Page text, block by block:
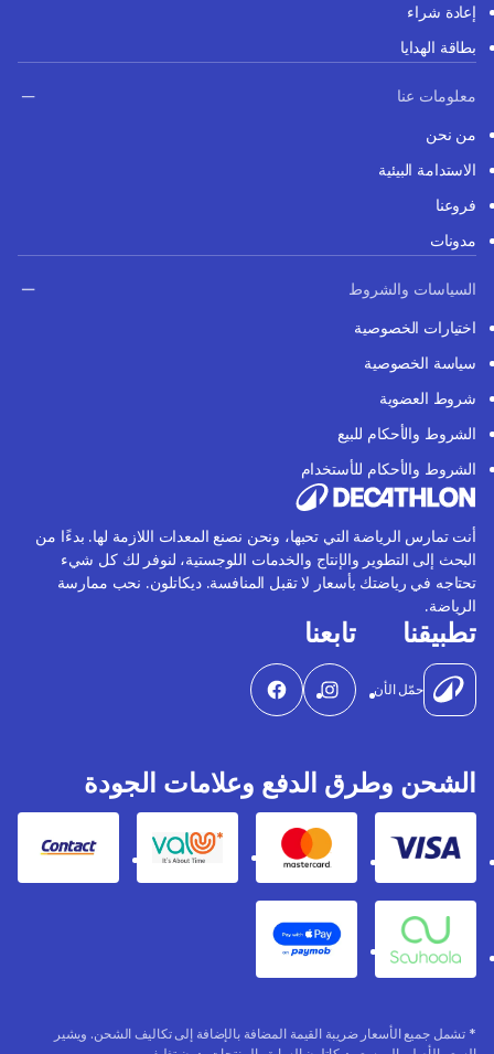
إعادة شراء
بطاقة الهدايا
معلومات عنا
من نحن
الاستدامة البيئية
فروعنا
مدونات
السياسات والشروط
اختيارات الخصوصية
سياسة الخصوصية
شروط العضوية
الشروط والأحكام للبيع
الشروط والأحكام للأستخدام
أنت تمارس الرياضة التي تحبها، ونحن نصنع المعدات اللازمة لها. بدءًا من
البحث إلى التطوير والإنتاج والخدمات اللوجستية، لنوفر لك كل شيء
تحتاجه في رياضتك بأسعار لا تقبل المنافسة. ديكاتلون. نحب ممارسة
الرياضة.
تطبيقنا
حمّل الأن
تابعنا
الشحن وطرق الدفع وعلامات الجودة
Visa
Mastercard
Valu
Contact
Souhoola
Apple Pay
* تشمل جميع الأسعار ضريبة القيمة المضافة بالإضافة إلى تكاليف الشحن. ويشير